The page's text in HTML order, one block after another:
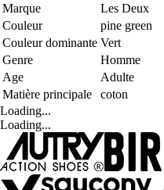
Marque
Les Deux
Couleur
pine green
Couleur dominante Vert
Genre
Homme
Age
Adulte
Matière principale
coton
Loading...
Loading...